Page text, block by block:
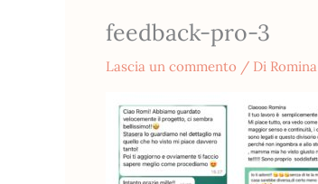
feedback-pro-3
Lascia un commento / Di Romina